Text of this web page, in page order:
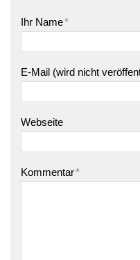
Ihr Name*
E-Mail (wird nicht
Webseite
Kommentar*